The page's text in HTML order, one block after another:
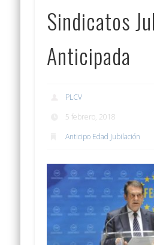
Sindicatos
Anticipada
PLCV
5 febrero, 2018
Anticipo Edad Jubilación